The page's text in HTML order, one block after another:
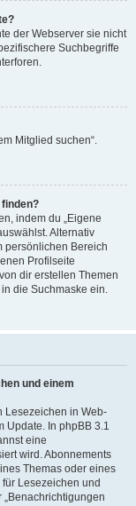
der Webserver sie nicht
Suchbegriffe
Mitglied suchen“.
indem du „Eigene
Alternativ
persönlichen Bereich
Profilseite
dir erstellen Themen
die Suchmaske ein.
und einem
Lesezeichen in Web-
Update. In phpBB 3.1
eine
wird. Abonnements
Themas oder eines
Lesezeichen und